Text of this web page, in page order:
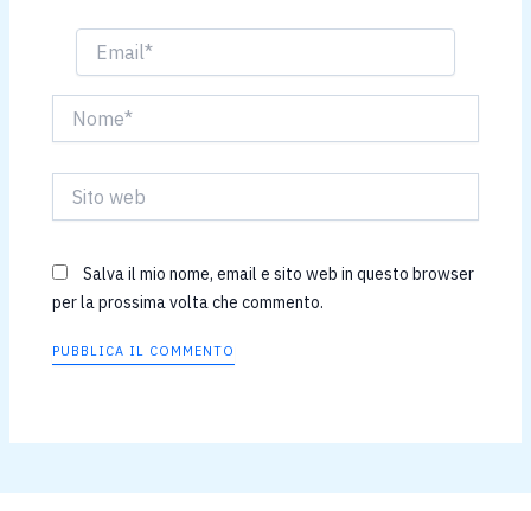
Email*
web
Salva il mio nome, email e sito web in questo browser
per la prossima volta che commento.